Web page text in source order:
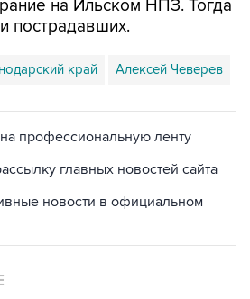
край Алексей Чеверев
главных новостей сайта
новости в официальном